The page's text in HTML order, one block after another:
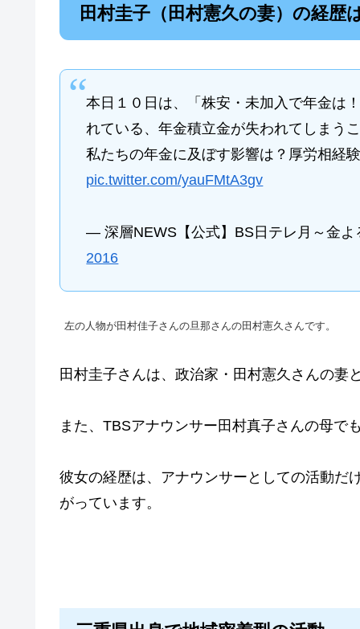
田村圭子（田村憲久の妻）の経歴
本日１０日は、「株安・未加入で年金は
れている、年金積立金が失われてしまう
私たちの年金に及ぼす影響は？厚労相経
pic.twitter.com/yauFMtA3gv
— 深層NEWS【公式】BS日テレ月～金
2016
左の人物が田村佳子さんの旦那さんの田村憲久さんです。
田村圭子さんは、政治家・田村憲久さんの妻
また、TBSアナウンサー田村真子さんの母で
彼女の経歴は、アナウンサーとしての活動だ
がっています。